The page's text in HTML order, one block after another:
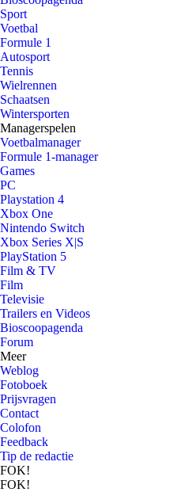
Sport
Voetbal
Formule 1
Autosport
Tennis
Wielrennen
Schaatsen
Wintersporten
Managerspelen
Voetbalmanager
Formule 1-manager
Games
PC
Playstation 4
Xbox One
Nintendo Switch
Xbox Series X|S
PlayStation 5
Film & TV
Film
Televisie
Trailers en Videos
Bioscoopagenda
Forum
Meer
Weblog
Fotoboek
Prijsvragen
Contact
Colofon
Feedback
Tip de redactie
FOK!
FOK!